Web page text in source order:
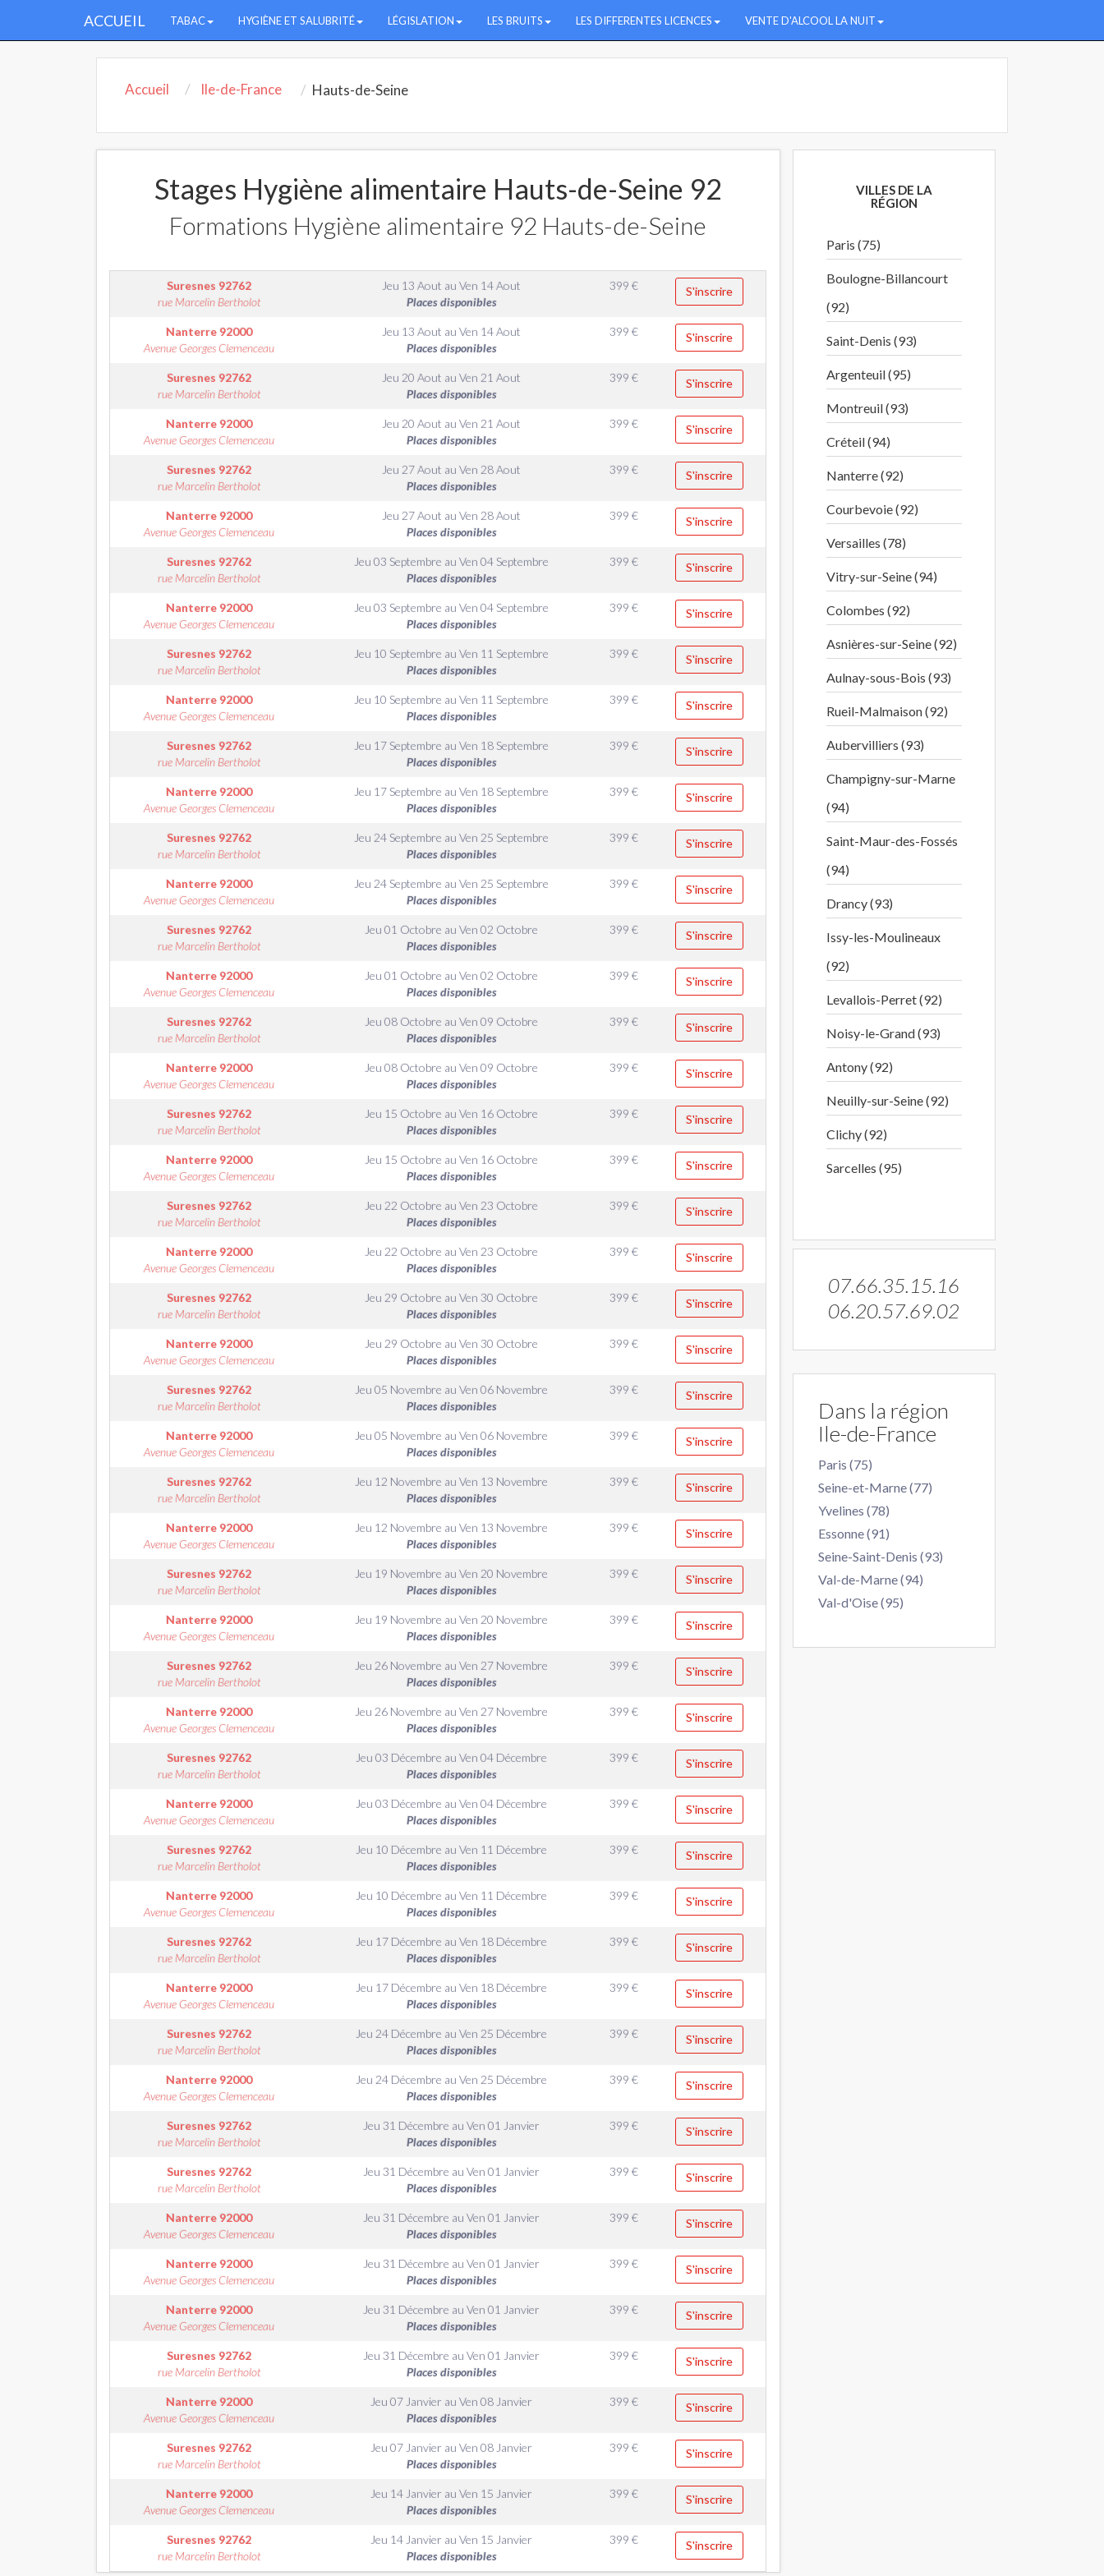
ACCUEIL TABAC HYGIÈNE ET SALUBRITÉ LÉGISLATION LES BRUITS LES DIFFERENTES LICENCES VENTE D'ALCOOL LA NUIT
Accueil Ile-de-France Hauts-de-Seine
Stages Hygiène alimentaire Hauts-de-Seine 92
Formations Hygiène alimentaire 92 Hauts-de-Seine
Suresnes 92762
rue Marcelin Bertholot
Jeu 13 Aout auVen 14 Aout
Places disponibles
399 € S'inscrire
Nanterre 92000
Avenue Georges Clemenceau
Jeu 13 Aout auVen 14 Aout
Places disponibles
399 € S'inscrire
Suresnes 92762
rue Marcelin Bertholot
Jeu 20 Aout auVen 21 Aout
Places disponibles
399 € S'inscrire
Nanterre 92000
Avenue Georges Clemenceau
Jeu 20 Aout auVen 21 Aout
Places disponibles
399 € S'inscrire
Suresnes 92762
rue Marcelin Bertholot
Jeu 27 Aout auVen 28 Aout
Places disponibles
399 € S'inscrire
Nanterre 92000
Avenue Georges Clemenceau
Jeu 27 Aout auVen 28 Aout
Places disponibles
399 € S'inscrire
Suresnes 92762
rue Marcelin Bertholot
Jeu 03 Septembre auVen 04 Septembre
Places disponibles
399 € S'inscrire
Nanterre 92000
Avenue Georges Clemenceau
Jeu 03 Septembre auVen 04 Septembre
Places disponibles
399 € S'inscrire
Suresnes 92762
rue Marcelin Bertholot
Jeu 10 Septembre auVen 11 Septembre
Places disponibles
399 € S'inscrire
Nanterre 92000
Avenue Georges Clemenceau
Jeu 10 Septembre auVen 11 Septembre
Places disponibles
399 € S'inscrire
Suresnes 92762
rue Marcelin Bertholot
Jeu 17 Septembre auVen 18 Septembre
Places disponibles
399 € S'inscrire
Nanterre 92000
Avenue Georges Clemenceau
Jeu 17 Septembre auVen 18 Septembre
Places disponibles
399 € S'inscrire
Suresnes 92762
rue Marcelin Bertholot
Jeu 24 Septembre auVen 25 Septembre
Places disponibles
399 € S'inscrire
Nanterre 92000
Avenue Georges Clemenceau
Jeu 24 Septembre auVen 25 Septembre
Places disponibles
399 € S'inscrire
Suresnes 92762
rue Marcelin Bertholot
Jeu 01 Octobre auVen 02 Octobre
Places disponibles
399 € S'inscrire
Nanterre 92000
Avenue Georges Clemenceau
Jeu 01 Octobre auVen 02 Octobre
Places disponibles
399 € S'inscrire
Suresnes 92762
rue Marcelin Bertholot
Jeu 08 Octobre auVen 09 Octobre
Places disponibles
399 € S'inscrire
Nanterre 92000
Avenue Georges Clemenceau
Jeu 08 Octobre auVen 09 Octobre
Places disponibles
399 € S'inscrire
Suresnes 92762
rue Marcelin Bertholot
Jeu 15 Octobre auVen 16 Octobre
Places disponibles
399 € S'inscrire
Nanterre 92000
Avenue Georges Clemenceau
Jeu 15 Octobre auVen 16 Octobre
Places disponibles
399 € S'inscrire
Suresnes 92762
rue Marcelin Bertholot
Jeu 22 Octobre auVen 23 Octobre
Places disponibles
399 € S'inscrire
Nanterre 92000
Avenue Georges Clemenceau
Jeu 22 Octobre auVen 23 Octobre
Places disponibles
399 € S'inscrire
Suresnes 92762
rue Marcelin Bertholot
Jeu 29 Octobre auVen 30 Octobre
Places disponibles
399 € S'inscrire
Nanterre 92000
Avenue Georges Clemenceau
Jeu 29 Octobre auVen 30 Octobre
Places disponibles
399 € S'inscrire
Suresnes 92762
rue Marcelin Bertholot
Jeu 05 Novembre auVen 06 Novembre
Places disponibles
399 € S'inscrire
Nanterre 92000
Avenue Georges Clemenceau
Jeu 05 Novembre auVen 06 Novembre
Places disponibles
399 € S'inscrire
Suresnes 92762
rue Marcelin Bertholot
Jeu 12 Novembre auVen 13 Novembre
Places disponibles
399 € S'inscrire
Nanterre 92000
Avenue Georges Clemenceau
Jeu 12 Novembre auVen 13 Novembre
Places disponibles
399 € S'inscrire
Suresnes 92762
rue Marcelin Bertholot
Jeu 19 Novembre auVen 20 Novembre
Places disponibles
399 € S'inscrire
Nanterre 92000
Avenue Georges Clemenceau
Jeu 19 Novembre auVen 20 Novembre
Places disponibles
399 € S'inscrire
Suresnes 92762
rue Marcelin Bertholot
Jeu 26 Novembre auVen 27 Novembre
Places disponibles
399 € S'inscrire
Nanterre 92000
Avenue Georges Clemenceau
Jeu 26 Novembre auVen 27 Novembre
Places disponibles
399 € S'inscrire
Suresnes 92762
rue Marcelin Bertholot
Jeu 03 Décembre auVen 04 Décembre
Places disponibles
399 € S'inscrire
Nanterre 92000
Avenue Georges Clemenceau
Jeu 03 Décembre auVen 04 Décembre
Places disponibles
399 € S'inscrire
Suresnes 92762
rue Marcelin Bertholot
Jeu 10 Décembre auVen 11 Décembre
Places disponibles
399 € S'inscrire
Nanterre 92000
Avenue Georges Clemenceau
Jeu 10 Décembre auVen 11 Décembre
Places disponibles
399 € S'inscrire
Suresnes 92762
rue Marcelin Bertholot
Jeu 17 Décembre auVen 18 Décembre
Places disponibles
399 € S'inscrire
Nanterre 92000
Avenue Georges Clemenceau
Jeu 17 Décembre auVen 18 Décembre
Places disponibles
399 € S'inscrire
Suresnes 92762
rue Marcelin Bertholot
Jeu 24 Décembre auVen 25 Décembre
Places disponibles
399 € S'inscrire
Nanterre 92000
Avenue Georges Clemenceau
Jeu 24 Décembre auVen 25 Décembre
Places disponibles
399 € S'inscrire
Suresnes 92762
rue Marcelin Bertholot
Jeu 31 Décembre auVen 01 Janvier
Places disponibles
399 € S'inscrire
Suresnes 92762
rue Marcelin Bertholot
Jeu 31 Décembre auVen 01 Janvier
Places disponibles
399 € S'inscrire
Nanterre 92000
Avenue Georges Clemenceau
Jeu 31 Décembre auVen 01 Janvier
Places disponibles
399 € S'inscrire
Nanterre 92000
Avenue Georges Clemenceau
Jeu 31 Décembre auVen 01 Janvier
Places disponibles
399 € S'inscrire
Nanterre 92000
Avenue Georges Clemenceau
Jeu 31 Décembre auVen 01 Janvier
Places disponibles
399 € S'inscrire
Suresnes 92762
rue Marcelin Bertholot
Jeu 31 Décembre auVen 01 Janvier
Places disponibles
399 € S'inscrire
Nanterre 92000
Avenue Georges Clemenceau
Jeu 07 Janvier auVen 08 Janvier
Places disponibles
399 € S'inscrire
Suresnes 92762
rue Marcelin Bertholot
Jeu 07 Janvier auVen 08 Janvier
Places disponibles
399 € S'inscrire
Nanterre 92000
Avenue Georges Clemenceau
Jeu 14 Janvier auVen 15 Janvier
Places disponibles
399 € S'inscrire
Suresnes 92762
rue Marcelin Bertholot
Jeu 14 Janvier auVen 15 Janvier
Places disponibles
399 € S'inscrire
VILLES DE LA
RÉGION
Paris (75)
Boulogne-Billancourt
(92)
Saint-Denis (93)
Argenteuil (95)
Montreuil (93)
Créteil (94)
Nanterre (92)
Courbevoie (92)
Versailles (78)
Vitry-sur-Seine (94)
Colombes (92)
Asnières-sur-Seine (92)
Aulnay-sous-Bois (93)
Rueil-Malmaison (92)
Aubervilliers (93)
Champigny-sur-Marne
(94)
Saint-Maur-des-Fossés
(94)
Drancy (93)
Issy-les-Moulineaux
(92)
Levallois-Perret (92)
Noisy-le-Grand (93)
Antony (92)
Neuilly-sur-Seine (92)
Clichy (92)
Sarcelles (95)
07.66.35.15.16
06.20.57.69.02
Dans la région
Ile-de-France
Paris (75)
Seine-et-Marne (77)
Yvelines (78)
Essonne (91)
Seine-Saint-Denis (93)
Val-de-Marne (94)
Val-d'Oise (95)